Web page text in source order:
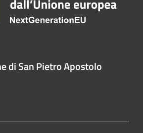
di San Pietro Apostolo